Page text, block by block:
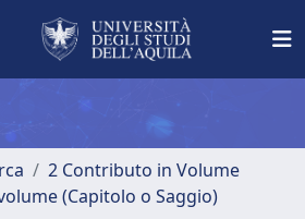
2 Contributo in Volume
(Capitolo o Saggio)